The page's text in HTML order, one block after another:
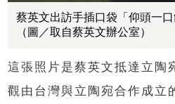
蔡英文出訪手插口袋「仰頭一
（圖／取自蔡英文辦公室）
這張照片是蔡英文抵達立陶
觀由台灣與立陶宛合作成立